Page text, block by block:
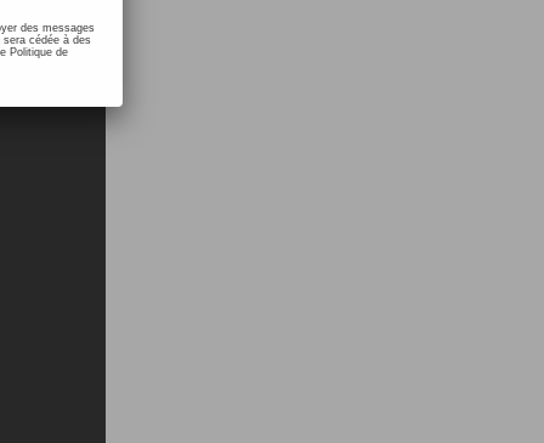
des messages
sera cédée à des
Politique de